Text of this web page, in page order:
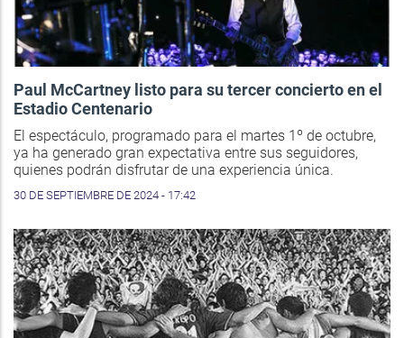
Paul McCartney listo para su tercer concierto en el
Estadio Centenario
El espectáculo, programado para el martes 1º de octubre,
ya ha generado gran expectativa entre sus seguidores,
quienes podrán disfrutar de una experiencia única.
30 DE SEPTIEMBRE DE 2024 - 17:42